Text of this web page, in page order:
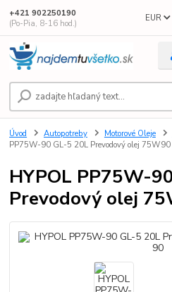
EUR
+421 902250190
(Po-Pia, 8-16 hod.)
Úvod Autopotreby Motorové Oleje
PP75W-90 GL-5 20L Prevodový olej
HYPOL PP75W-
Prevodový olej